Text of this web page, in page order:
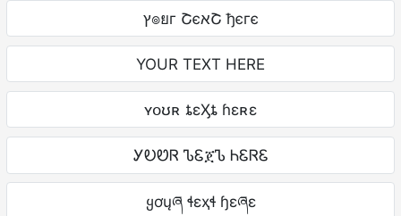
ץ๏ยг ՇєאՇ ђєгє
YOUR TEXT HERE
ʏօʊʀ ȶɛӼȶ ɦɛʀɛ
ᎩᎧᏬᏒ ᏖᏋጀᏖ ᏂᏋᏒᏋ
ყơųཞ ɬɛҳɬ ɧɛཞɛ